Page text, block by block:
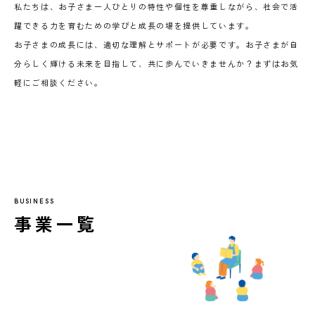
私たちは、お子さま一人ひとりの特性や個性を尊重しながら、社会で活
躍できる力を育むための学びと成長の場を提供しています。
お子さまの成長には、適切な理解とサポートが必要です。お子さまが自
分らしく輝ける未来を目指して、共に歩んでいきませんか？まずはお気
軽にご相談ください。
BUSINESS
事業一覧